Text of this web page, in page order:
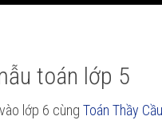
toán lớp 5
lớp 6 cùng Toán Thầy Cầu